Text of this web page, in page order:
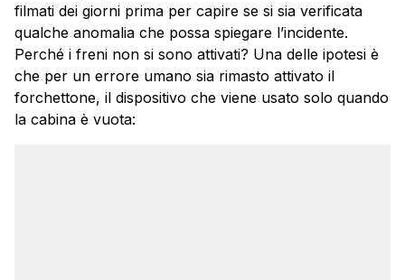
filmati dei giorni prima per capire se si sia verificata
qualche anomalia che possa spiegare l’incidente.
Perché i freni non si sono attivati? Una delle ipotesi è
che per un errore umano sia rimasto attivato il
forchettone, il dispositivo che viene usato solo quando
la cabina è vuota: